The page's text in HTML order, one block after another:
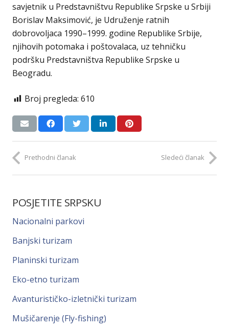
savjetnik u Predstavništvu Republike Srpske u Srbiji
Borislav Maksimović, je Udruženje ratnih
dobrovoljaca 1990–1999. godine Republike Srbije,
njihovih potomaka i poštovalaca, uz tehničku
podršku Predstavništva Republike Srpske u
Beogradu.
Broj pregleda: 610
Prethodni članak Sledeći članak
POSJETITE SRPSKU
Nacionalni parkovi
Banjski turizam
Planinski turizam
Eko-etno turizam
Avanturističko-izletnički turizam
Mušičarenje (Fly-fishing)